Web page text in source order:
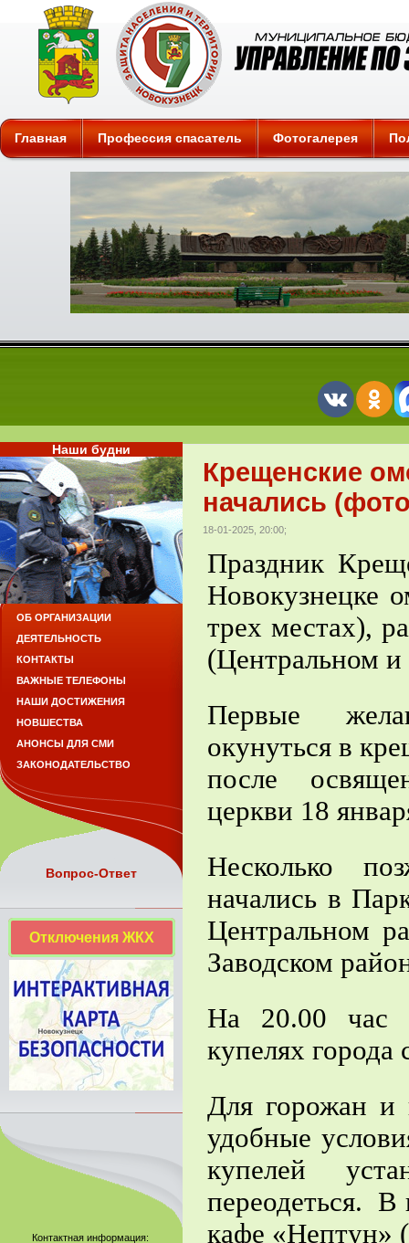
Защита
Главная Профессия спасатель Фотогалерея
Крещенские
начались
18-01-2025, 20:00;
Праздник
Новокузнецке
трех местах),
(Центральном и
Первые
окунуться в
после
церкви 18
Несколько
начались в
Центральном
Заводском
На 20.00 час
купелях города
Для горожан и
удобные
купелей
переодеться.
кафе «Нептун»
Наши будни
ОБ ОРГАНИЗАЦИИ
ДЕЯТЕЛЬНОСТЬ
КОНТАКТЫ
ВАЖНЫЕ ТЕЛЕФОНЫ
НАШИ ДОСТИЖЕНИЯ
НОВШЕСТВА
АНОНСЫ ДЛЯ СМИ
ЗАКОНОДАТЕЛЬСТВО
Вопрос-Ответ
Отключения ЖКХ
Контактная информация: